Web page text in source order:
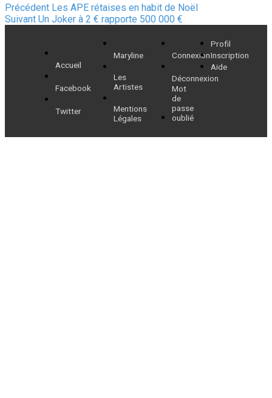
Navigation
de
l’article
Précédent Article
précédent :
Les APE rétaises en habit de Noël
Suivant Article
Un Joker à 2 € rapporte 500 000 €
Accueil
Facebook
Twitter
Maryline
Les
Artistes
Mentions
Légales
Connexion
Déconnexion
Mot
de
passe
oublié
Profil
Inscription
Aide